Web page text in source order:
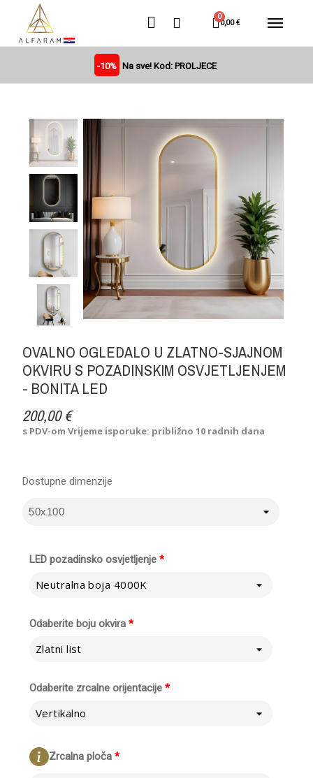
0,00 €
-10% Na sve! Kod: PROLJECE
OVALNO OGLEDALO U ZLATNO-SJAJNOM
OKVIRU S POZADINSKIM OSVJETLJENJEM
- BONITA LED
200,00 €
s PDV-omVrijeme isporuke: približno 10 radnih dana
*
LED pozadinsko osvjetljenje
Neutralna boja 4000K
*
Odaberite boju okvira
Zlatni list
*
Odaberite zrcalne orijentacije
Vertikalno
*
Zrcalna ploča
Dostupne dimenzije